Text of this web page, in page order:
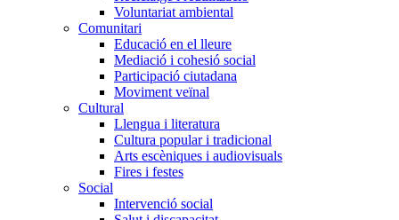
Voluntariat ambiental
Comunitari
Educació en el lleure
Mediació i cohesió social
Participació ciutadana
Moviment veïnal
Cultural
Llengua i literatura
Cultura popular i tradicional
Arts escèniques i audiovisuals
Fires i festes
Social
Intervenció social